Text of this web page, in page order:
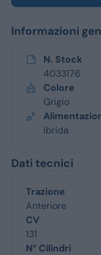
Informazioni
N. Stock
4033176
Colore
Grigio
Ibrida
Dati tecnici
Trazione
Anteriore
CV
131
N° Cilindri